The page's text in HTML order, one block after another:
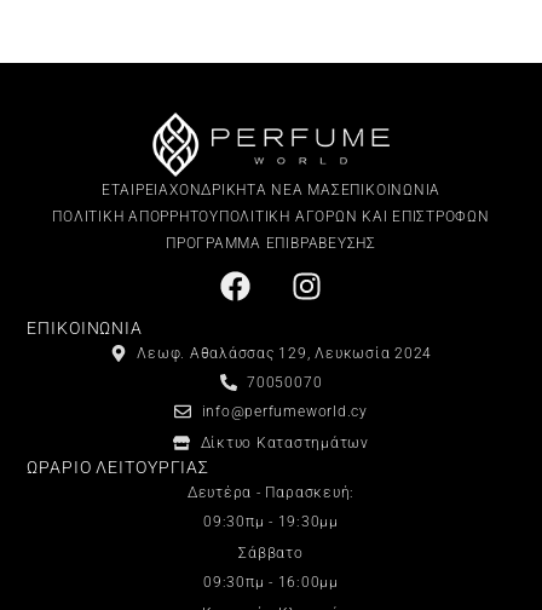
ΕΤΑΙΡΕΙΑΧΟΝΔΡΙΚΗΤΑ ΝΕΑ ΜΑΣΕΠΙΚΟΙΝΩΝΙΑ
ΠΟΛΙΤΙΚΗ ΑΠΟΡΡΗΤΟΥ ΠΟΛΙΤΙΚΗ ΑΓΟΡΩΝ ΚΑΙ ΕΠΙΣΤΡΟΦΩΝ
ΠΡΟΓΡΑΜΜΑ ΕΠΙΒΡΑΒΕΥΣΗΣ
ΕΠΙΚΟΙΝΩΝΙΑ
Λεωφ. Αθαλάσσας 129, Λευκωσία 2024
70050070
info@perfumeworld.cy
Δίκτυο Καταστημάτων
ΩΡΑΡΙΟ ΛΕΙΤΟΥΡΓΙΑΣ
Δευτέρα - Παρασκευή:
09:30πμ - 19:30μμ
Σάββατο
09:30πμ - 16:00μμ